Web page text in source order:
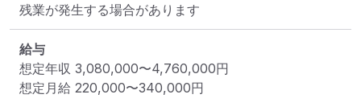
残業が発生する場合があります
給与
想定年収 3,080,000〜4,760,000円
想定月給 220,000〜340,000円